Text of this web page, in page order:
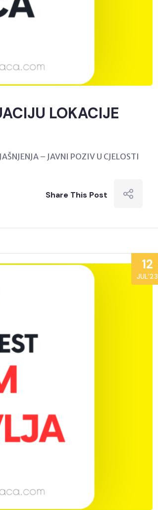
LOKACIJE
– JAVNI POZIV U CJELOSTI
Share This Post
12
JUL’23